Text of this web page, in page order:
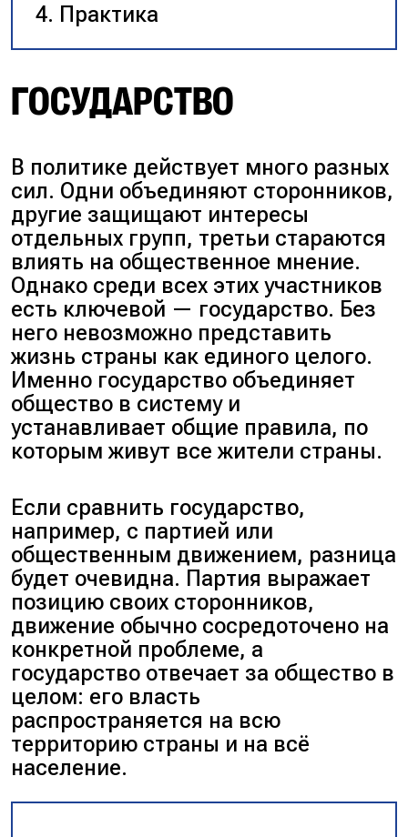
Практика
ГОСУДАРСТВО
В политике действует много разных
сил. Одни объединяют сторонников,
другие защищают интересы
отдельных групп, третьи стараются
влиять на общественное мнение.
Однако среди всех этих участников
есть ключевой — государство. Без
него невозможно представить
жизнь страны как единого целого.
Именно государство объединяет
общество в систему и
устанавливает общие правила, по
которым живут все жители страны.
Если сравнить государство,
например, с партией или
общественным движением, разница
будет очевидна. Партия выражает
позицию своих сторонников,
движение обычно сосредоточено на
конкретной проблеме, а
государство отвечает за общество в
целом: его власть
распространяется на всю
территорию страны и на всё
население.